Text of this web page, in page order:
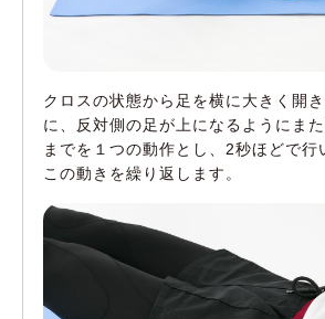
クロスの状態から足を横に大きく開
に、反対側の足が上になるようにま
までを１つの動作とし、2秒ほどで行
この動きを繰り返します。